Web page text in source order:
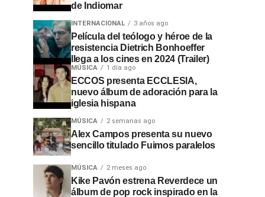
de Indiomar
INTERNACIONAL 3 años ago
Película del teólogo y héroe de la
resistencia Dietrich Bonhoeffer
llega a los cines en 2024 (Trailer)
MÚSICA 1 día ago
ECCOS presenta ECCLESIA,
nuevo álbum de adoración para la
iglesia hispana
MÚSICA 2 semanas ago
Alex Campos presenta su nuevo
sencillo titulado Fuimos paralelos
MÚSICA 2 meses ago
Kike Pavón estrena Reverdece un
álbum de pop rock inspirado en la